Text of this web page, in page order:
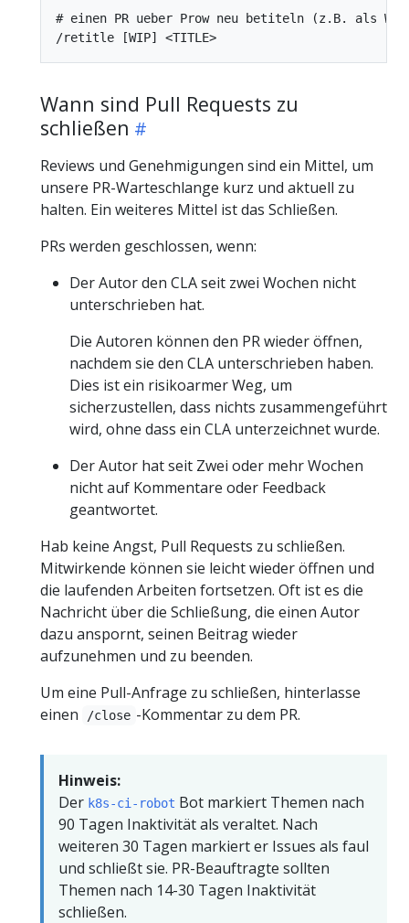
# einen PR ueber Prow neu betiteln (z.B. als
Wann sind Pull Requests zu
schließen
Reviews und Genehmigungen sind ein Mittel, um
unsere PR-Warteschlange kurz und aktuell zu
halten. Ein weiteres Mittel ist das Schließen.
PRs werden geschlossen, wenn:
Der Autor den CLA seit zwei Wochen nicht
unterschrieben hat.
Die Autoren können den PR wieder öffnen,
nachdem sie den CLA unterschrieben haben.
Dies ist ein risikoarmer Weg, um
sicherzustellen, dass nichts zusammengeführt
wird, ohne dass ein CLA unterzeichnet wurde.
Der Autor hat seit Zwei oder mehr Wochen
nicht auf Kommentare oder Feedback
geantwortet.
Hab keine Angst, Pull Requests zu schließen.
Mitwirkende können sie leicht wieder öffnen und
die laufenden Arbeiten fortsetzen. Oft ist es die
Nachricht über die Schließung, die einen Autor
dazu anspornt, seinen Beitrag wieder
aufzunehmen und zu beenden.
Um eine Pull-Anfrage zu schließen, hinterlasse
einen
/close -Kommentar zu dem PR.
Hinweis:
Der k8s-ci-robot Bot markiert Themen nach
90 Tagen Inaktivität als veraltet. Nach
weiteren 30 Tagen markiert er Issues als faul
und schließt sie. PR-Beauftragte sollten
Themen nach 14-30 Tagen Inaktivität
schließen.